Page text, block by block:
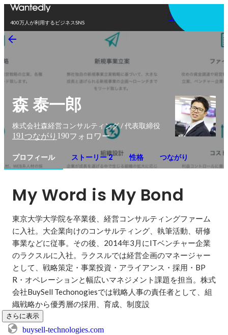
400万人が利用するビジネスSNS
アプリを使う
森 泰一郎
株式会社森経営コンサルティング / 代表取締役
191つながり 190フォロワー
プロフィール ストーリー 2 性格 つながり
My Word is My Bond
東京大学大学院を卒業後、経営コンサルティングファーム
に入社。大企業向けのコンサルティング、執筆活動、研修
事業などに従事。その後、2014年3月にITベンチャー企業
のラクスルに入社。ラクスルでは経営企画のマネージャー
として、戦略策定・事業投資・アライアンス・採用・BP
R・オペレーションと幅広いマネジメント課題を担当。株式
会社BuySell Techonogiesでは戦略人事の責任者として、組
織戦略から優秀層の採用、育成、制度設
さらに表示
buysell-technologies.com